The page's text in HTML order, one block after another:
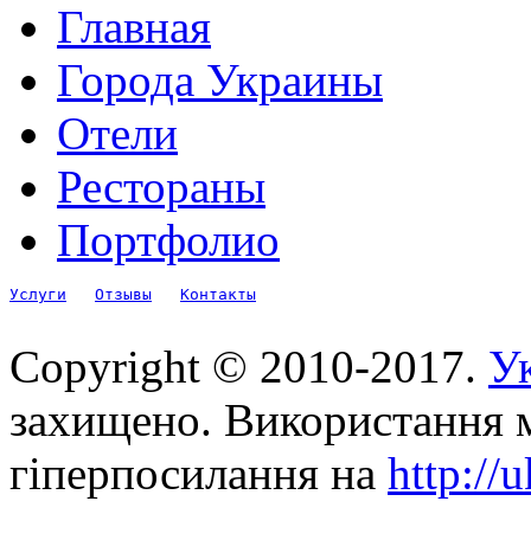
Главная
Города Украины
Отели
Рестораны
Портфолио
Услуги Отзывы Контакты
Copyright © 2010-2017.
захищено. Використання
гіперпосилання на http://